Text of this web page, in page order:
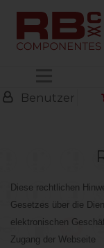
Benutzer
Diese rechtlichen
Gesetzes über die
elektronischen
Zugang der Webseite